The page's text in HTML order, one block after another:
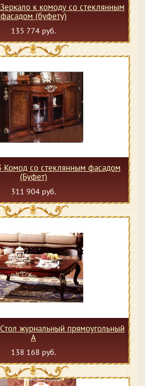
к комоду со стеклянным
фасадом (буфету)
135 774 руб.
Комод со стеклянным фасадом
(Буфет)
311 904 руб.
журнальный прямоугольный
А
138 168 руб.